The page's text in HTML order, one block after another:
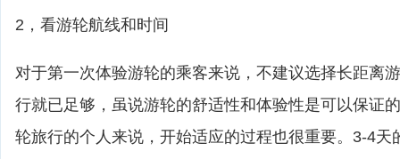
2，看游轮航线和时间
对于第一次体验游轮的乘客来说，不建议选择长距离
行就已足够，虽说游轮的舒适性和体验性是可以保证
轮旅行的个人来说，开始适应的过程也很重要。3-4天